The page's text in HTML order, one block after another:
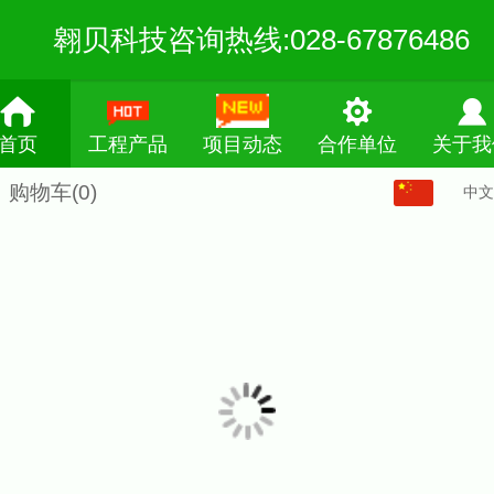
翱贝科技咨询热线:028-67876486
页 工程产品 项目动态 合作单位 关于
购物车(0) 中文